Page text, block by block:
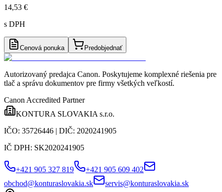
14,53 €
s DPH
Cenová ponuka Predobjednať
Autorizovaný predajca Canon. Poskytujeme komplexné riešenia pre
tlač a správu dokumentov pre firmy všetkých veľkostí.
Canon Accredited Partner
KONTURA SLOVAKIA s.r.o.
IČO: 35726446 | DIČ: 2020241905
IČ DPH: SK2020241905
+421 905 327 819
+421 905 609 402
obchod@konturaslovakia.sk
servis@konturaslovakia.sk